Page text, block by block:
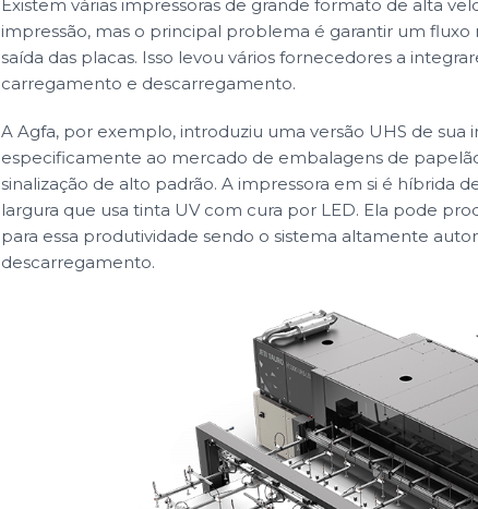
Existem várias impressoras de grande formato de alta
impressão, mas o principal problema é garantir um
saída das placas. Isso levou vários fornecedores a
carregamento e descarregamento.
A Agfa, por exemplo, introduziu uma versão UHS de sua
especificamente ao mercado de embalagens de
sinalização de alto padrão. A impressora em si é híbrida
largura que usa tinta UV com cura por LED. Ela pode
para essa produtividade sendo o sistema altamente
descarregamento.